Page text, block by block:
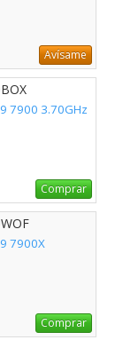
Avísame
7900 3.70GHz
Comprar
7900X
Comprar